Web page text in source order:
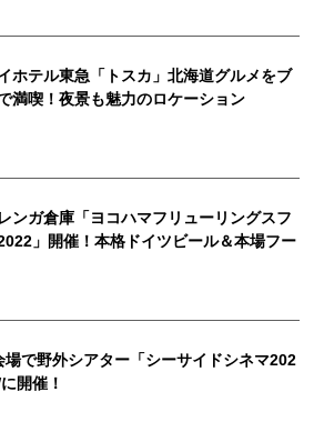
ホテル東急「トスカ」北海道グルメをブ
満喫！夜景も魅力のロケーション
ンガ倉庫「ヨコハマフリューリングスフ
」開催！本格ドイツビール＆本場フー
場で野外シアター「シーサイドシネマ202
開催！